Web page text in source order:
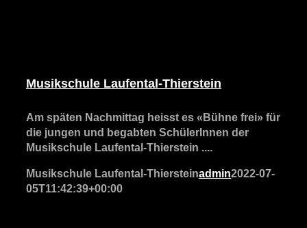
Musikschule Laufental-Thierstein
Am späten Nachmittag heisst es «Bühne frei» für
die jungen und begabten SchülerInnen der
Musikschule Laufental-Thierstein ....
Musikschule Laufental-Thiersteinadmin2022-07-
05T11:42:39+00:00